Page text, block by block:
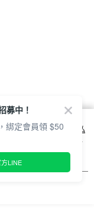
式之詳情，及若您不希
，請參閱本網站「
隱私
同意本公司得按本網站使
page/
募中！
綁定會員領 $50
LINE